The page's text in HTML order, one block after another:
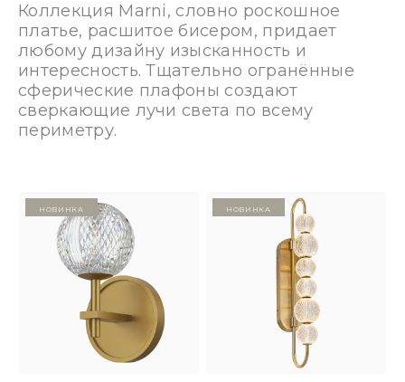
Коллекция Marni, словно роскошное
платье, расшитое бисером, придает
любому дизайну изысканность и
интересность. Тщательно огранённые
сферические плафоны создают
сверкающие лучи света по всему
периметру.
Новинка Новинка